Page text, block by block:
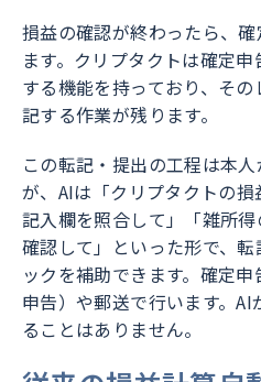
損益の確認が終わったら、
ます。クリプタクトは確定
する機能を持っており、そ
記する作業が残ります。
この転記・提出の工程は本
が、AIは「クリプタクトの
記入欄を照合して」「雑所
確認して」といった形で、
ックを補助できます。確定
申告）や郵送で行います。
ることはありません。